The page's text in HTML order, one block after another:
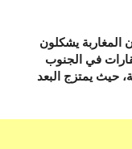
المغاربة يشكلون
في الجنوب
حيث يمتزج البعد